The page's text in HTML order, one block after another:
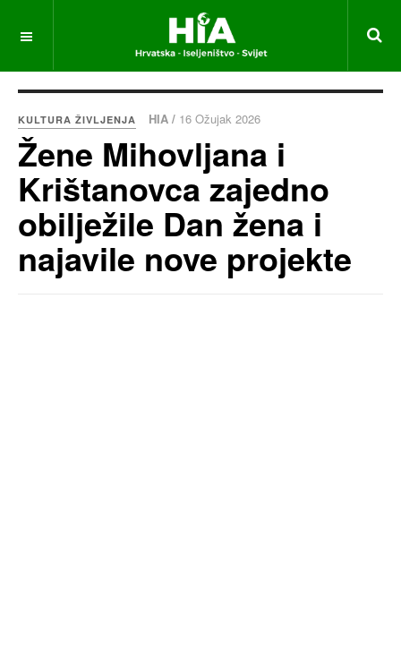
KULTURA ŽIVLJENJA HIA / 16 Ožujak 2026
Žene Mihovljana i
Krištanovca zajedno
obilježile Dan žena i
najavile nove projekte